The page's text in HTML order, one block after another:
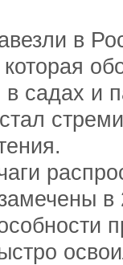
в
садах и